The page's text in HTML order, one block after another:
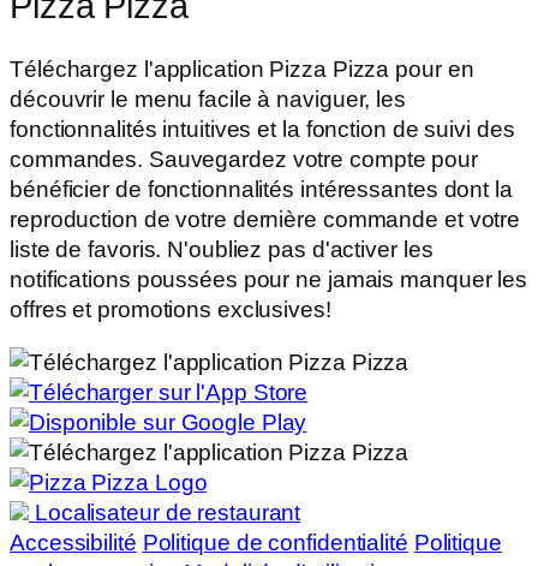
Téléchargez l'application Pizza Pizza pour en
découvrir le menu facile à naviguer, les
fonctionnalités intuitives et la fonction de suivi des
commandes. Sauvegardez votre compte pour
bénéficier de fonctionnalités intéressantes dont la
reproduction de votre dernière commande et votre
liste de favoris. N'oubliez pas d'activer les
notifications poussées pour ne jamais manquer les
offres et promotions exclusives!
Localisateur de restaurant
Accessibilité Politique de confidentialité Politique